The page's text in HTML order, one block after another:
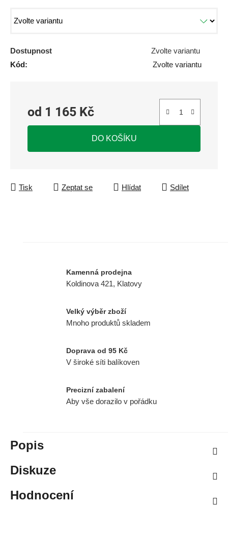
Dostupnost
Zvolte variantu
Kód:
Zvolte variantu
od 1 165 Kč
Měrná cena:
DO KOŠÍKU
Tisk Zeptat se Hlídat Sdílet
Kamenná prodejna
Koldinova 421, Klatovy
Velký výběr zboží
Mnoho produktů skladem
Doprava od 95 Kč
V široké síti balíkoven
Precizní zabalení
Aby vše dorazilo v pořádku
Popis
Diskuze
Hodnocení